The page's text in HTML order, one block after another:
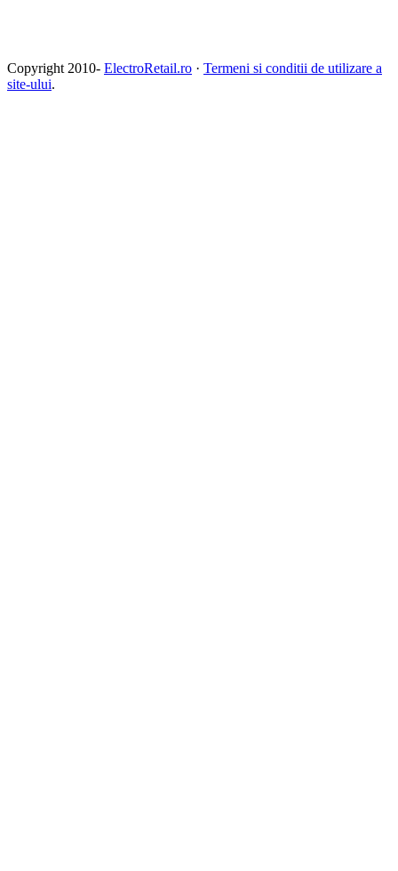
Copyright 2010- ElectroRetail.ro · Termeni si conditii de utilizare a
site-ului.